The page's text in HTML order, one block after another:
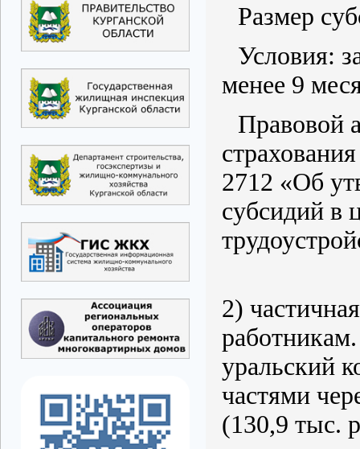
Размер
Условия:
менее 9
Правовой
2712 «Об
субсидий в
2)
уральский
частями
(130,9 тыс.